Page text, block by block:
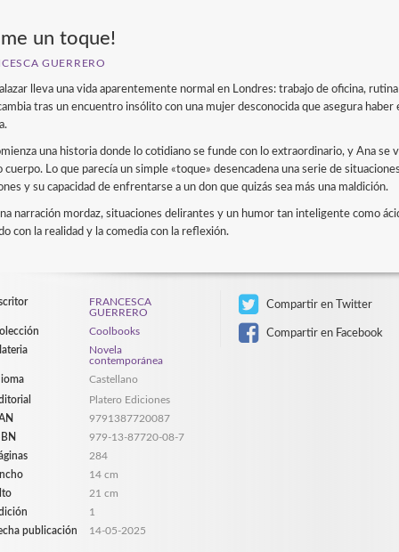
un toque!
GUERRERO
lleva una vida aparentemente normal en Londres: trabajo de oficina,
tras un encuentro insólito con una mujer desconocida que asegura
una historia donde lo cotidiano se funde con lo extraordinario, y Ana se
cuerpo. Lo que parecía un simple «toque» desencadena una serie de
y su capacidad de enfrentarse a un don que quizás sea más una maldición.
narración mordaz, situaciones delirantes y un humor tan inteligente como
con la realidad y la comedia con la reflexión.
FRANCESCA
GUERRERO
Coolbooks
Novela
contemporánea
Castellano
Platero Ediciones
9791387720087
979-13-87720-08-7
284
14 cm
21 cm
1
publicación
14-05-2025
Compartir en Twitter
Compartir en Facebook